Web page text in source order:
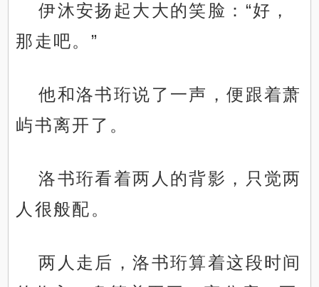
伊沐安扬起大大的笑脸：“好，
那走吧。”
他和洛书珩说了一声，便跟着萧
屿书离开了。
洛书珩看着两人的背影，只觉两
人很般配。
两人走后，洛书珩算着这段时间